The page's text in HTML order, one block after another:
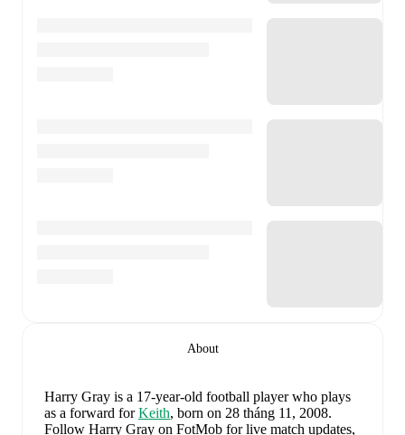
About
Harry Gray is a 17-year-old football player who plays
as a forward forKeith, born on 28 tháng 11, 2008.
Follow Harry Gray on FotMob for live match updates,